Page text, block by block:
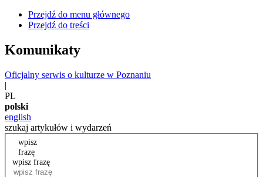
Przejdź do menu głównego
Przejdź do treści
Komunikaty
Oficjalny serwis o kulturze w Poznaniu
|
PL
polski
english
szukaj artykułów i wydarzeń
wpisz
frazę
wpisz frazę